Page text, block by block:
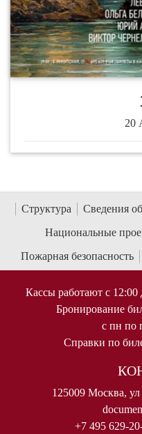
20
Структура
Сведения
Национальные
Пожарная безопасность
Кассы работают с
Бронирование
с пн по
Справки по
125009 Москва,
+7 495 629-